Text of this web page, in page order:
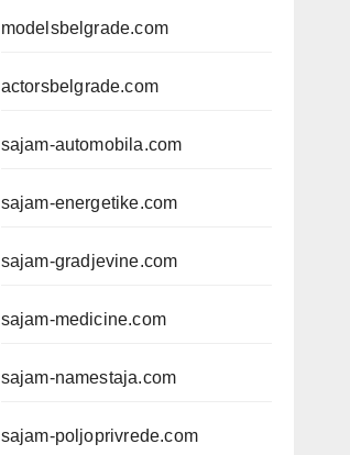
modelsbelgrade.com
actorsbelgrade.com
sajam-automobila.com
sajam-energetike.com
sajam-gradjevine.com
sajam-medicine.com
sajam-namestaja.com
sajam-poljoprivrede.com